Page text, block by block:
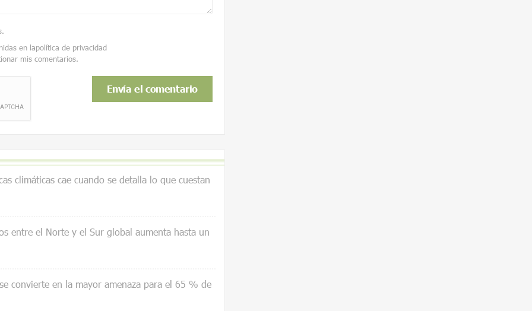
.
en lapolítica de privacidad
mis comentarios.
climáticas cae cuando se detalla lo que cuestan
entre el Norte y el Sur global aumenta hasta un
convierte en la mayor amenaza para el 65 % de